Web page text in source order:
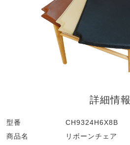
詳細情報
型番
CH9324H6X8B
商品名
リボーンチェア